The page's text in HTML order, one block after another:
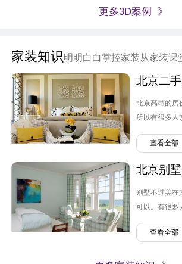
更多3D案例 》
家装知识明明白白掌控家装从家装课
北京高昂的房
所以有很多人
修设计可能
二手房装修需
查看全部
北京别
别墅不过美在
可以。有很多
修设计需要
查看全部